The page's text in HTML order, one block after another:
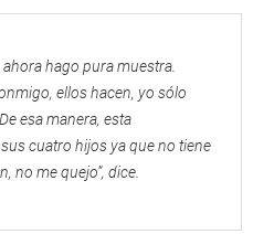
hago pura muestra.
ellos hacen, yo sólo
esa manera, esta
cuatro hijos ya que no tiene
no me quejo”, dice.